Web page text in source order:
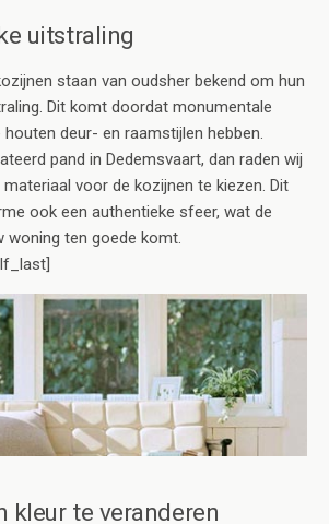
uitstraling
staan van oudsher bekend om hun
Dit komt doordat monumentale
deur- en raamstijlen hebben.
pand in Dedemsvaart, dan raden wij
voor de kozijnen te kiezen. Dit
ook een authentieke sfeer, wat de
woning ten goede komt.
kleur te veranderen